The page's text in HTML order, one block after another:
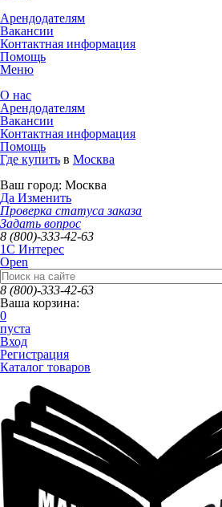
Арендодателям
Вакансии
Контактная информация
Помощь
Меню
О нас
Арендодателям
Вакансии
Контактная информация
Помощь
Где купить в Москва
Ваш город: Москва
Да Изменить
Проверка статуса заказа
Задать вопрос
8 (800)-333-42-63
1C Интерес
Open
8 (800)-333-42-63
Ваша корзина:
0
пуста
Вход
Регистрация
Каталог товаров